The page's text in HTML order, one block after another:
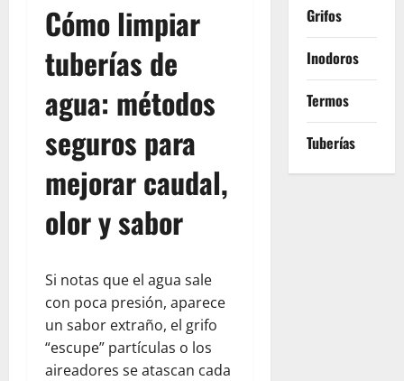
Cómo limpiar
tuberías de
agua: métodos
seguros para
mejorar caudal,
olor y sabor
Si notas que el agua sale
con poca presión, aparece
un sabor extraño, el grifo
“escupe” partículas o los
aireadores se atascan cada
Grifos
Inodoros
Termos
Tuberías